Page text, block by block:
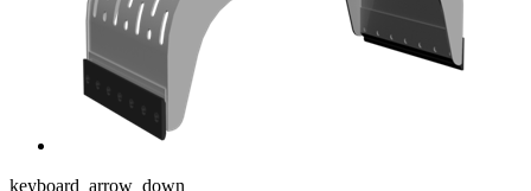
keyboard_arrow_down